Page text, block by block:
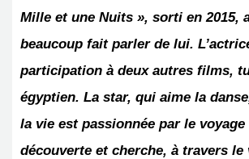
Mille et une Nuits », sorti en 2015,
beaucoup fait parler de lui.
participation à deux autres films,
égyptien. La star, qui aime la
la vie est passionnée par le voyage
découverte et cherche, à travers le